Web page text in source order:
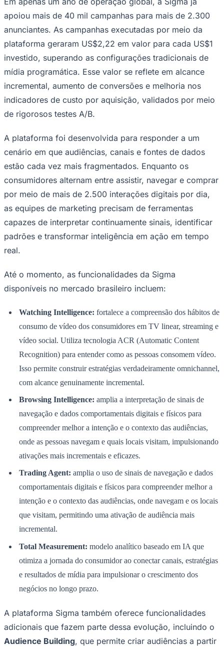
NBA
NFL
Fórmula 1
UFC
Tênis (ATP)
MLB
NHL
Vôlei
NBB
Competições de Futebol
Brasileirão Série A
Paulistão
Libertadores
Sul-Americana
Champions League
Premier League
La Liga
Bundesliga
Mundial 2026
Times - Ir direto
Corinthians
apoiou mais de 40 mil campanhas para mais de 2.300
anunciantes. As campanhas executadas por meio da
plataforma geraram US$2,22 em valor para cada US$1
investido, superando as configurações tradicionais de
mídia programática. Esse valor se reflete em alcance
incremental, aumento de conversões e melhoria nos
indicadores de custo por aquisição, validados por meio
de rigorosos testes A/B.
A plataforma foi desenvolvida para responder a um
cenário em que audiências, canais e fontes de dados
estão cada vez mais fragmentados. Enquanto os
consumidores alternam entre assistir, navegar e comprar
por meio de mais de 2.500 interações digitais por dia,
as equipes de marketing precisam de ferramentas
capazes de interpretar continuamente sinais, identificar
padrões e transformar inteligência em ação em tempo
real.
Até o momento, as funcionalidades da Sigma
disponíveis no mercado brasileiro incluem:
Watching Intelligence: fortalece a compreensão dos hábitos de
consumo de vídeo dos consumidores em TV linear, streaming e
vídeo social. Utiliza tecnologia ACR (Automatic Content
Recognition) para entender como as pessoas consomem vídeo.
Isso permite construir estratégias verdadeiramente omnichannel,
com alcance genuinamente incremental.
Browsing Intelligence: amplia a interpretação de sinais de
navegação e dados comportamentais digitais e físicos para
compreender melhor a intenção e o contexto das audiências,
onde as pessoas navegam e quais locais visitam, impulsionando
ativações mais incrementais e eficazes.
Trading Agent: amplia o uso de sinais de navegação e dados
comportamentais digitais e físicos para compreender melhor a
intenção e o contexto das audiências, onde navegam e os locais
que visitam, permitindo uma ativação de audiência mais
incremental.
Total Measurement: modelo analítico baseado em IA que
otimiza a jornada do consumidor ao conectar canais, estratégias
e resultados de mídia para impulsionar o crescimento dos
negócios no longo prazo.
A plataforma Sigma também oferece funcionalidades
adicionais que fazem parte dessa evolução, incluindo o
Audience Building, que permite criar audiências a partir